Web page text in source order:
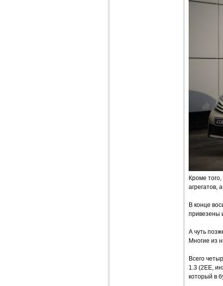
Кроме
агрегатов,
В конце
привезены
А чуть
Многие из
Всего
1.3 (2ЕЕ,
который в